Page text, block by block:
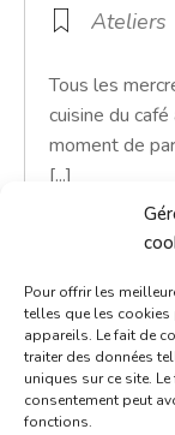
Pour offrir les
telles que les cookies
appareils. Le fait de
traiter des données
uniques sur ce site.
consentement peut
fonctions.
Ateliers
Tous les
cuisine du
moment de
[...]
En savoir